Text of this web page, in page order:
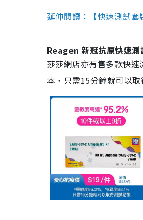
延伸閱讀：【快速測試
Reagen 新冠抗原快速測
莎莎網店亦有售多款快
本，只需15分鐘就可以